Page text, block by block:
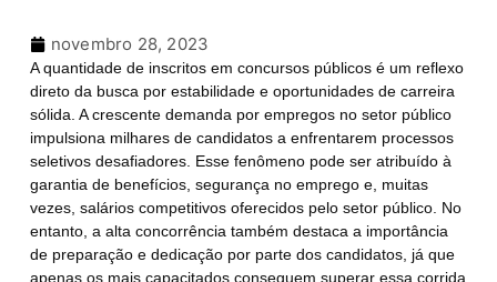
novembro 28, 2023
A quantidade de inscritos em concursos públicos é um reflexo
direto da busca por estabilidade e oportunidades de carreira
sólida. A crescente demanda por empregos no setor público
impulsiona milhares de candidatos a enfrentarem processos
seletivos desafiadores. Esse fenômeno pode ser atribuído à
garantia de benefícios, segurança no emprego e, muitas
vezes, salários competitivos oferecidos pelo setor público. No
entanto, a alta concorrência também destaca a importância
de preparação e dedicação por parte dos candidatos, já que
apenas os mais capacitados conseguem superar essa corrida